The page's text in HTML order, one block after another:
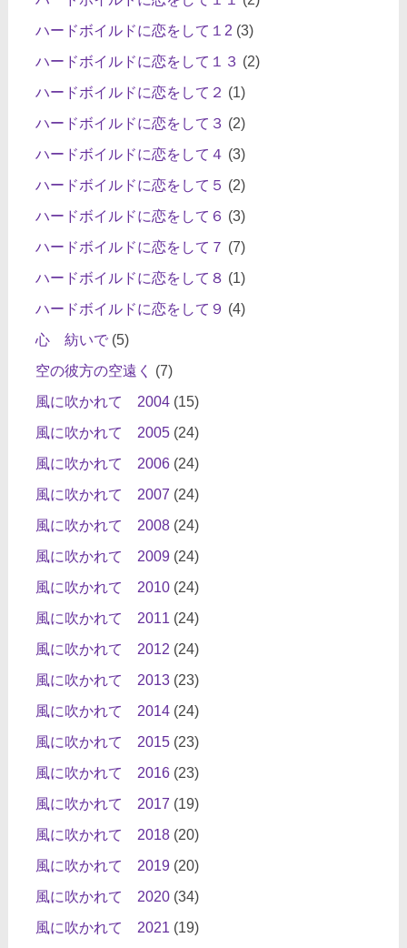
ハードボイルドに恋をして１2 (3)
ハードボイルドに恋をして１３ (2)
ハードボイルドに恋をして２ (1)
ハードボイルドに恋をして３ (2)
ハードボイルドに恋をして４ (3)
ハードボイルドに恋をして５ (2)
ハードボイルドに恋をして６ (3)
ハードボイルドに恋をして７ (7)
ハードボイルドに恋をして８ (1)
ハードボイルドに恋をして９ (4)
心 紡いで(5)
空の彼方の空遠く
(7)
風に吹かれて 2004(15)
風に吹かれて 2005(24)
風に吹かれて 2006(24)
風に吹かれて 2007 (24)
風に吹かれて 2008(24)
風に吹かれて 2009(24)
風に吹かれて 2010(24)
風に吹かれて 2011 (24)
風に吹かれて 2012 (24)
風に吹かれて 2013(23)
風に吹かれて 2014(24)
風に吹かれて 2015(23)
風に吹かれて 2016(23)
風に吹かれて 2017 (19)
風に吹かれて 2018(20)
風に吹かれて 2019(20)
風に吹かれて 2020(34)
風に吹かれて 2021 (19)